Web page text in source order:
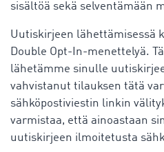
sisältöä sekä selventämään
Uutiskirjeen lähettämisessä
Double Opt-In-menettelyä.
lähetämme sinulle
vahvistanut tilauksen tätä
sähköpostiviestin linkin
varmistaa, että ainoastaan
uutiskirjeen ilmoitetusta